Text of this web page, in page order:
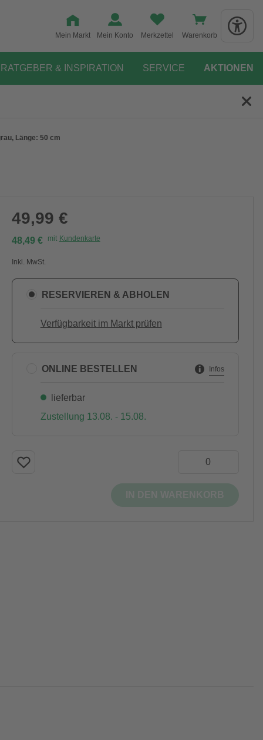
Mein Markt Mein Konto Merkzettel Warenkorb
RATGEBER & INSPIRATION SERVICE AKTIONEN
Länge: 50 cm
49,99 €
48,49 € mit Kundenkarte
Inkl. MwSt.
RESERVIEREN & ABHOLEN
Verfügbarkeit im Markt prüfen
ONLINE BESTELLEN Infos
lieferbar
Zustellung 13.08. - 15.08.